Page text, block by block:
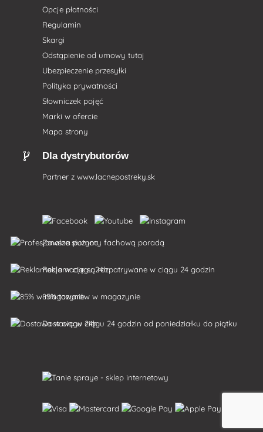
Opcje płatności
Regulamin
Skargi
Odstąpienie od umowy tutaj
Ubezpieczenie przesyłki
Polityka prywatności
Słowniczek pojęć
Marki w ofercie
Mapa strony
Dla dystrybutorów
Partner z www.lacnepostreky.sk
Zawsze służymy fachową poradą
Reklamacje są rozpatrywane w ciągu 24 godzin
85% towarów w magazynie
Dostawa w ciągu 24 godzin od poniedziałku do piątku